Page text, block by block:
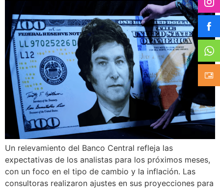
Un relevamiento del Banco Central refleja las
expectativas de los analistas para los próximos meses,
con un foco en el tipo de cambio y la inflación. Las
consultoras realizaron ajustes en sus proyecciones para